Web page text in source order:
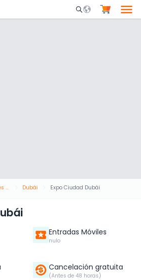
Mobile Search
Emiratos Árabes Unidos Dubái Expo Ciudad Dubái
Entradas Móviles
nulo
Cancelación gratuita
(Antes de 48 horas)